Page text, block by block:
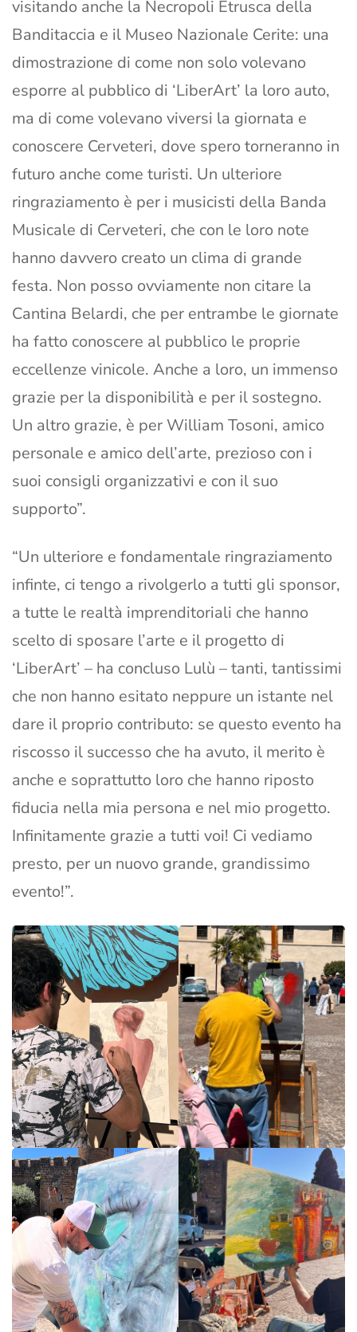
visitando anche la Necropoli Etrusca della
Banditaccia e il Museo Nazionale Cerite: una
dimostrazione di come non solo volevano
esporre al pubblico di ‘LiberArt’ la loro auto,
ma di come volevano viversi la giornata e
conoscere Cerveteri, dove spero torneranno in
futuro anche come turisti. Un ulteriore
ringraziamento è per i musicisti della Banda
Musicale di Cerveteri, che con le loro note
hanno davvero creato un clima di grande
festa. Non posso ovviamente non citare la
Cantina Belardi, che per entrambe le giornate
ha fatto conoscere al pubblico le proprie
eccellenze vinicole. Anche a loro, un immenso
grazie per la disponibilità e per il sostegno.
Un altro grazie, è per William Tosoni, amico
personale e amico dell’arte, prezioso con i
suoi consigli organizzativi e con il suo
supporto”.
“Un ulteriore e fondamentale ringraziamento
infinte, ci tengo a rivolgerlo a tutti gli sponsor,
a tutte le realtà imprenditoriali che hanno
scelto di sposare l’arte e il progetto di
‘LiberArt’ – ha concluso Lulù – tanti, tantissimi
che non hanno esitato neppure un istante nel
dare il proprio contributo: se questo evento ha
riscosso il successo che ha avuto, il merito è
anche e soprattutto loro che hanno riposto
fiducia nella mia persona e nel mio progetto.
Infinitamente grazie a tutti voi! Ci vediamo
presto, per un nuovo grande, grandissimo
evento!”.